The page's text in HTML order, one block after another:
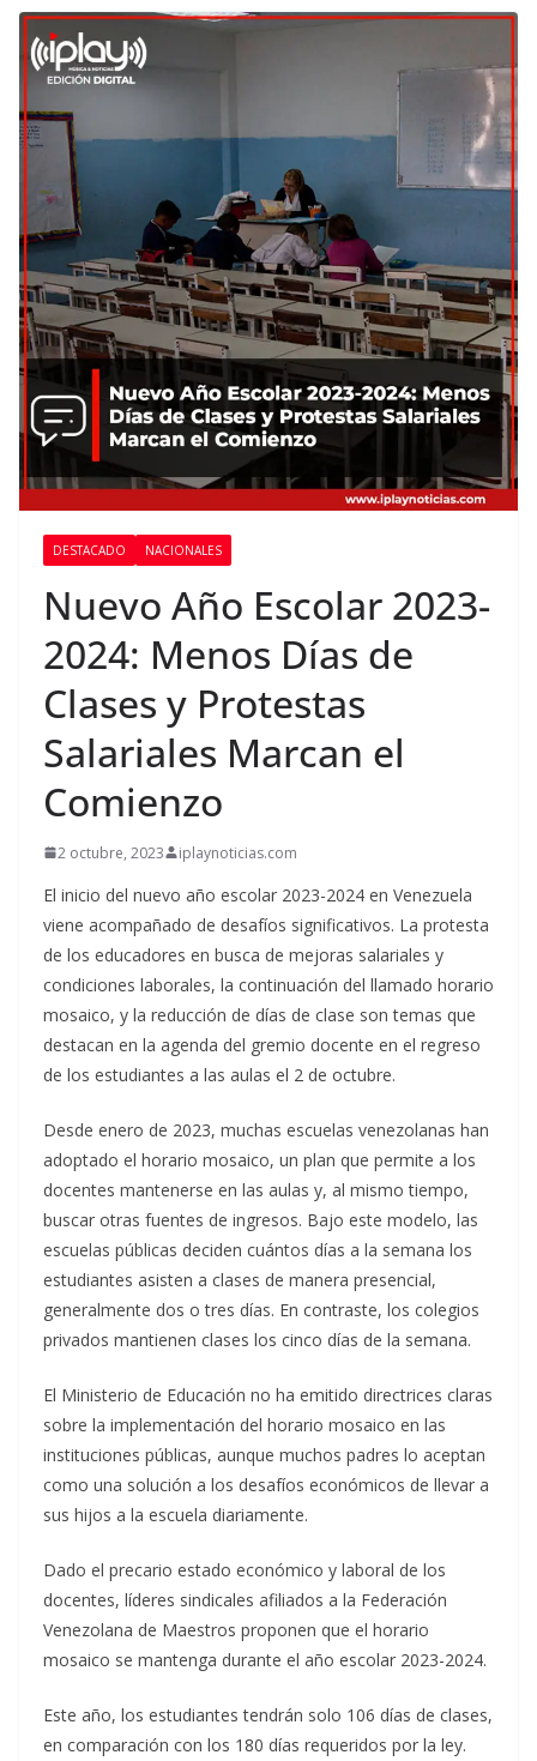
DESTACADO NACIONALES
Nuevo Año Escolar 2023-
2024: Menos Días de
Clases y Protestas
Salariales Marcan el
Comienzo
2 octubre, 2023 iplaynoticias.com
El inicio del nuevo año escolar 2023-2024 en Venezuela
viene acompañado de desafíos significativos. La protesta
de los educadores en busca de mejoras salariales y
condiciones laborales, la continuación del llamado horario
mosaico, y la reducción de días de clase son temas que
destacan en la agenda del gremio docente en el regreso
de los estudiantes a las aulas el 2 de octubre.
Desde enero de 2023, muchas escuelas venezolanas han
adoptado el horario mosaico, un plan que permite a los
docentes mantenerse en las aulas y, al mismo tiempo,
buscar otras fuentes de ingresos. Bajo este modelo, las
escuelas públicas deciden cuántos días a la semana los
estudiantes asisten a clases de manera presencial,
generalmente dos o tres días. En contraste, los colegios
privados mantienen clases los cinco días de la semana.
El Ministerio de Educación no ha emitido directrices claras
sobre la implementación del horario mosaico en las
instituciones públicas, aunque muchos padres lo aceptan
como una solución a los desafíos económicos de llevar a
sus hijos a la escuela diariamente.
Dado el precario estado económico y laboral de los
docentes, líderes sindicales afiliados a la Federación
Venezolana de Maestros proponen que el horario
mosaico se mantenga durante el año escolar 2023-2024.
Este año, los estudiantes tendrán solo 106 días de clases,
en comparación con los 180 días requeridos por la ley.